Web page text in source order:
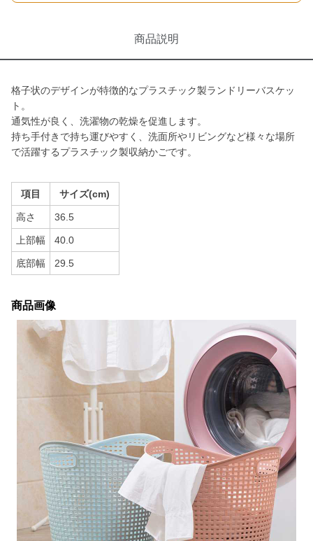
商品説明
格子状のデザインが特徴的なプラスチック製ランドリーバスケッ
ト。
通気性が良く、洗濯物の乾燥を促進します。
持ち手付きで持ち運びやすく、洗面所やリビングなど様々な場所
で活躍するプラスチック製収納かごです。
項目 サイズ(cm)
高さ 36.5
上部幅 40.0
底部幅 29.5
商品画像